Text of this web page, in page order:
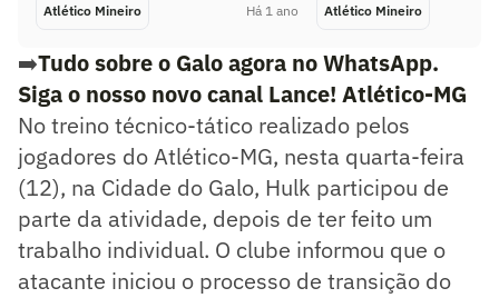
Atlético Mineiro Há 1 ano Atlético Mineiro
➡️Tudo sobre o Galo agora no WhatsApp.
Siga o nosso novo canal Lance! Atlético-MG
No treino técnico-tático realizado pelos
jogadores do Atlético-MG, nesta quarta-feira
(12), na Cidade do Galo, Hulk participou de
parte da atividade, depois de ter feito um
trabalho individual. O clube informou que o
atacante iniciou o processo de transição do